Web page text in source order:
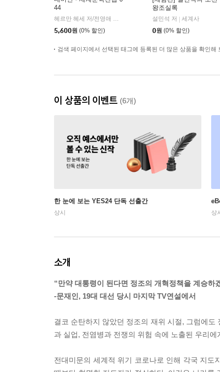
44
헤르만 헤세 저/전영애 역
5,600원 (0% 할인)
왕조실록
설민석 저
세계사
0원 (0% 할인)
검색 페이지에서 선택된 태그에 등록된 더 많은 상품을 확인해
이 상품의 이벤트 (6개)
한 눈에 보는 YES24 단독 선출간
상시 상
소개
“만약 대통령이 된다면 정조의 개혁정책을 계승하
-문재인, 19대 대선 당시 마지막 TV연설에서
결코 순탄하지 않았던 정조의 재위 시절, 그럼에
과 실업, 전염병과 전쟁의 위험 속에 노출된 우리
전대미문의 세계적 위기 코로나로 인해 각국 지